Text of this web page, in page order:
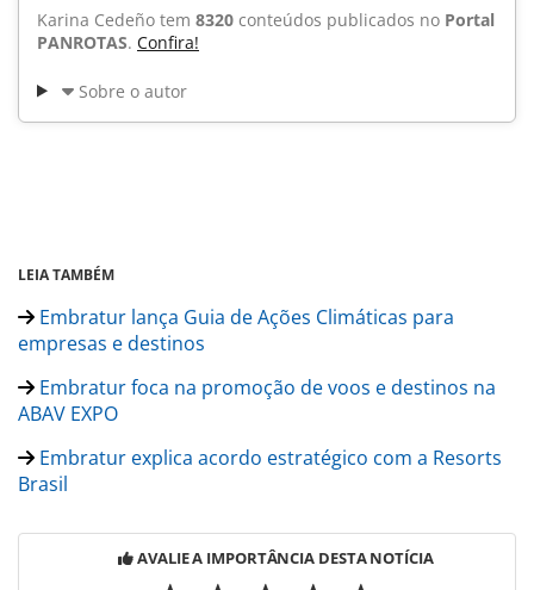
Karina Cedeño tem 8320 conteúdos publicados no Portal
PANROTAS. Confira!
Sobre o autor
LEIA TAMBÉM
Embratur lança Guia de Ações Climáticas para
empresas e destinos
Embratur foca na promoção de voos e destinos na
ABAV EXPO
Embratur explica acordo estratégico com a Resorts
Brasil
AVALIE A IMPORTÂNCIA DESTA NOTÍCIA